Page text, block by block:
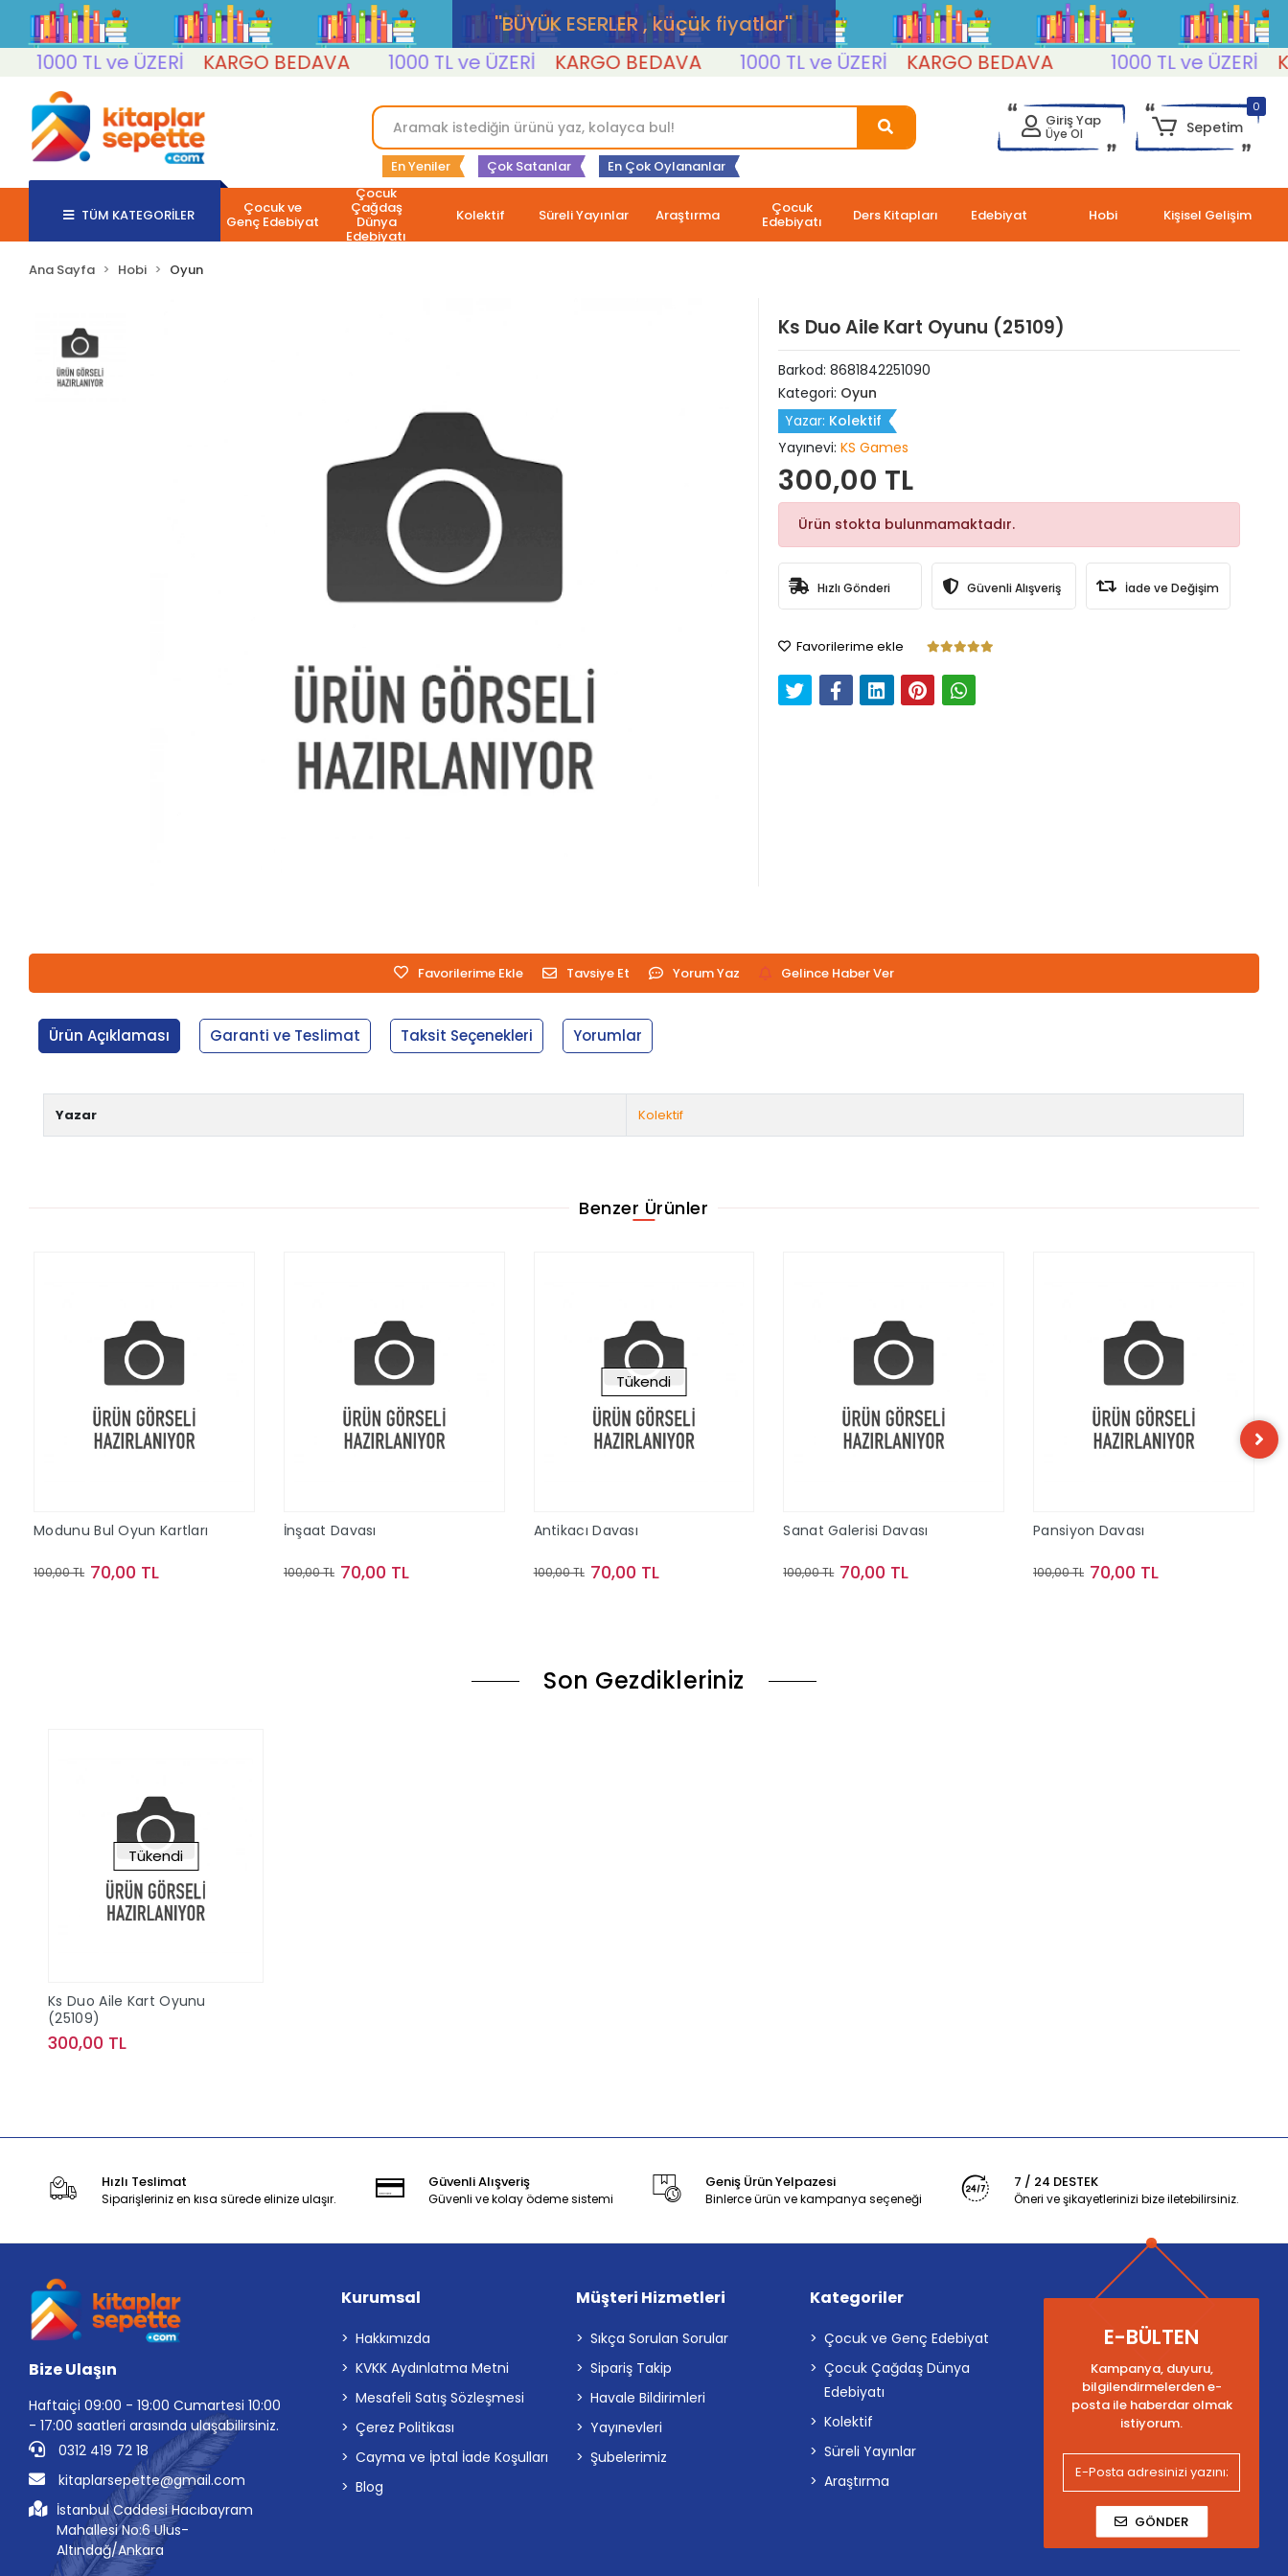
''BÜYÜK ESERLER , küçük fiyatlar''
1000 TL ve ÜZERİ
KARGO BEDAVA 1000 TL ve ÜZERİ KARGO BEDAVA 1000 TL ve ÜZERİ KARGO BEDAVA 1000 TL ve ÜZERİ
En Yeniler Çok Satanlar En Çok Oylananlar
Giriş Yap
Üye Ol
0
Sepetim
TÜM KATEGORİLER Çocuk ve
Genç Edebiyat
Çocuk
Çağdaş
Dünya
Edebiyatı
Kolektif Süreli Yayınlar Araştırma Çocuk
Edebiyatı Ders Kitapları Edebiyat Hobi Kişisel Gelişim
Ana Sayfa Hobi Oyun
Ks Duo Aile Kart Oyunu (25109)
Barkod: 8681842251090
Kategori: Oyun
Yazar: Kolektif
Yayınevi: KS Games
300,00 TL
Ürün stokta bulunmamaktadır.
Hızlı Gönderi Güvenli Alışveriş İade ve Değişim
Favorilerime ekle
Favorilerime Ekle Tavsiye Et Yorum Yaz Gelince Haber Ver
Ürün Açıklaması Garanti ve Teslimat Taksit Seçenekleri Yorumlar
Yazar Kolektif
Benzer Ürünler
Modunu Bul Oyun Kartları
100,00 TL 70,00 TL
İnşaat Davası
100,00 TL 70,00 TL
Tükendi
Antikacı Davası
100,00 TL 70,00 TL
Sanat Galerisi Davası
100,00 TL 70,00 TL
Pansiyon Davası
100,00 TL 70,00 TL
Son Gezdikleriniz
Tükendi
Ks Duo Aile Kart Oyunu
(25109)
300,00 TL
Hızlı Teslimat
Siparişleriniz en kısa sürede elinize ulaşır.
Güvenli Alışveriş
Güvenli ve kolay ödeme sistemi
Geniş Ürün Yelpazesi
Binlerce ürün ve kampanya seçeneği
7 / 24 DESTEK
Öneri ve şikayetlerinizi bize iletebilirsiniz.
Bize Ulaşın
Haftaiçi 09:00 - 19:00 Cumartesi 10:00
- 17:00 saatleri arasında ulaşabilirsiniz.
0312 419 72 18
kitaplarsepette@gmail.com
İstanbul Caddesi Hacıbayram
Mahallesi No:6 Ulus-
Altındağ/Ankara
Kurumsal
Hakkımızda
KVKK Aydınlatma Metni
Mesafeli Satış Sözleşmesi
Çerez Politikası
Cayma ve İptal İade Koşulları
Blog
Müşteri Hizmetleri
Sıkça Sorulan Sorular
Sipariş Takip
Havale Bildirimleri
Yayınevleri
Şubelerimiz
Kategoriler
Çocuk ve Genç Edebiyat
Çocuk Çağdaş Dünya
Edebiyatı
Kolektif
Süreli Yayınlar
Araştırma
E-BÜLTEN
Kampanya, duyuru,
bilgilendirmelerden e-
posta ile haberdar olmak
istiyorum.
GÖNDER